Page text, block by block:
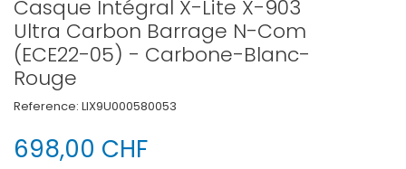
Casque Intégral X-Lite X-903
Ultra Carbon Barrage N-Com
(ECE22-05) - Carbone-Blanc-
Rouge
Reference: LIX9U000580053
698,00 CHF